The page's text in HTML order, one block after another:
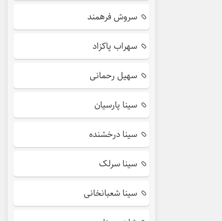
سروش فرهمند
سهراب پاکزاد
سهیل رحمانی
سینا پارسیان
سینا درخشنده
سینا سرلک
سینا شعبانخانی